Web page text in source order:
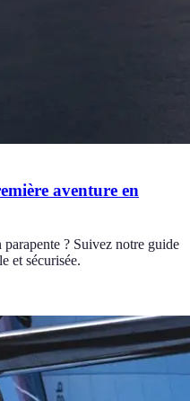
aventure en
? Suivez notre guide
et sécurisée.